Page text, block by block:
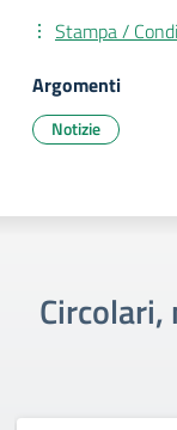
Stampa /
Argomenti
Notizie